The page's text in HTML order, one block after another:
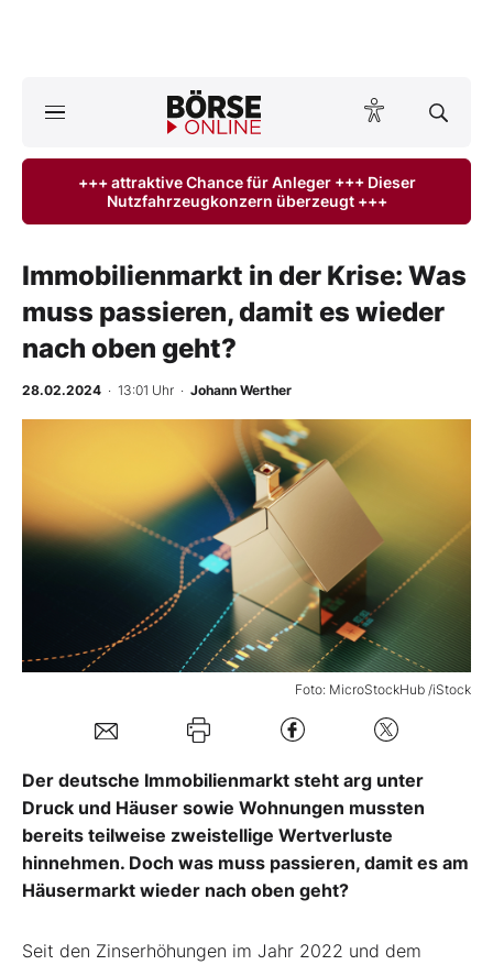
ktuelle Ausgabe BÖRSE ONLINE lesen
Anlageprodukte
Finanz-Check
BO-Musterdepots
Mein B:O
Mein Konto
+++ attraktive Chance für Anleger +++ Dieser
Nutzfahrzeugkonzern überzeugt +++
Immobilienmarkt in der Krise: Was
muss passieren, damit es wieder
nach oben geht?
28.02.2024 · 13:01 Uhr · Johann Werther
Foto: MicroStockHub /iStock
Der deutsche Immobilienmarkt steht arg unter
Druck und Häuser sowie Wohnungen mussten
bereits teilweise zweistellige Wertverluste
hinnehmen. Doch was muss passieren, damit es am
Häusermarkt wieder nach oben geht?
Seit den Zinserhöhungen im Jahr 2022 und dem